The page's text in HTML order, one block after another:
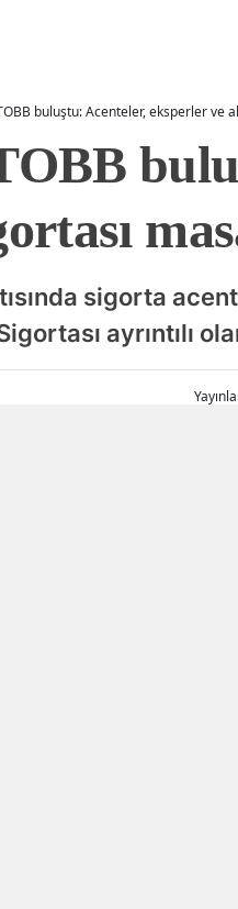
buluştu: Acenteler, eksperler ve
sigorta
ayrıntılı